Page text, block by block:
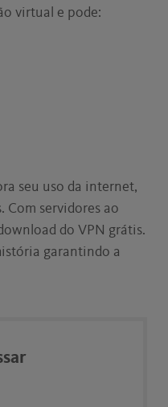
virtual e pode:
seu uso da internet,
Com servidores ao
do VPN grátis.
garantindo a